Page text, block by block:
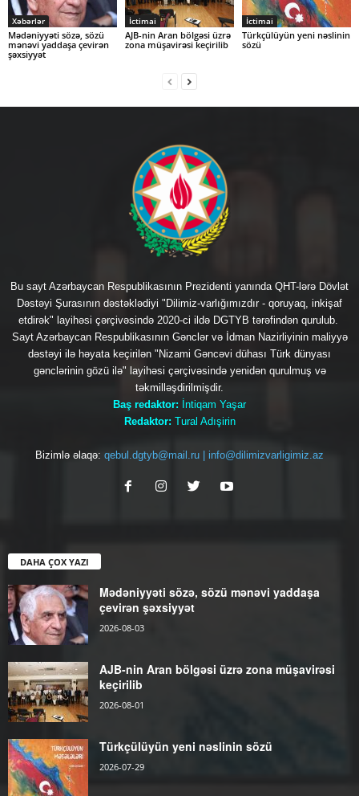
Xəbərlər
Mədəniyyəti sözə, sözü
mənəvi yaddaşa çevirən
şəxsiyyət
İctimai
AJB-nin Aran bölgəsi üzrə
zona müşavirəsi keçirilib
İctimai
Türkçülüyün yeni nəslinin
sözü
Bu sayt Azərbaycan Respublikasının Prezidenti yanında QHT-lərə Dövlət
Dəstəyi Şurasının dəstəklədiyi "Dilimiz-varlığımızdır - qoruyaq, inkişaf
etdirək" layihəsi çərçivəsində 2020-ci ildə DGTYB tərəfindən qurulub.
Sayt Azərbaycan Respublikasının Gənclər və İdman Nazirliyinin maliyyə
dəstəyi ilə həyata keçirilən "Nizami Gəncəvi dühası Türk dünyası
gənclərinin gözü ilə" layihəsi çərçivəsində yenidən qurulmuş və
təkmilləşdirilmişdir.
Baş redaktor: İntiqam Yaşar
Redaktor: Tural Adışirin
Bizimlə əlaqə: qebul.dgtyb@mail.ru | info@dilimizvarligimiz.az
DAHA ÇOX YAZI
Mədəniyyəti sözə, sözü mənəvi yaddaşa
çevirən şəxsiyyət
2026-08-03
AJB-nin Aran bölgəsi üzrə zona müşavirəsi
keçirilib
2026-08-01
Türkçülüyün yeni nəslinin sözü
2026-07-29